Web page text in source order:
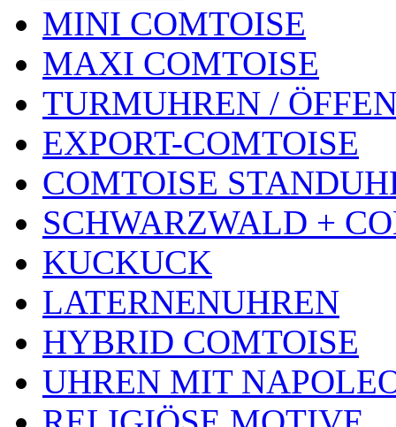
MINI COMTOISE
MAXI COMTOISE
TURMUHREN /
EXPORT-COMTOISE
COMTOISE
SCHWARZWALD +
KUCKUCK
LATERNENUHREN
HYBRID COMTOISE
UHREN MIT